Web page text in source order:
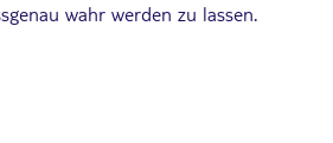
wahr werden zu lassen.